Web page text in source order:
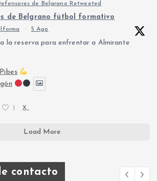
de Belgrano Retweeted
de Belgrano fútbol formativo
· 5 Ago
la reserva para enfrentar a Almirante
1 X
Load More
contacto